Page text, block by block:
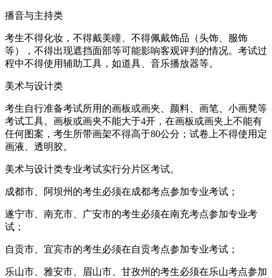
播音与主持类
考生不得化妆，不得戴美瞳、不得佩戴饰品（头饰、服饰
等），不得出现遮挡面部等可能影响客观评判的情况。考试过
程中不得使用辅助工具，如道具、音乐播放器等。
美术与设计类
考生自行准备考试所用的画板或画夹、颜料、画笔、小画凳等
考试工具。画板或画夹不能大于4开，在画板或画夹上不能有
任何图案，考生所带画架不得高于80公分；试卷上不得使用定
画液、透明胶。
美术与设计类专业考试实行分片区考试。
成都市、阿坝州的考生必须在成都考点参加专业考试；
遂宁市、南充市、广安市的考生必须在南充考点参加专业考
试；
自贡市、宜宾市的考生必须在自贡考点参加专业考试；
乐山市、雅安市、眉山市、甘孜州的考生必须在乐山考点参加